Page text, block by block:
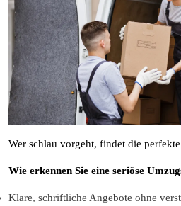
Wer schlau vorgeht, findet die
Wie erkennen Sie eine seriöse
Klare, schriftliche Angebote ohne